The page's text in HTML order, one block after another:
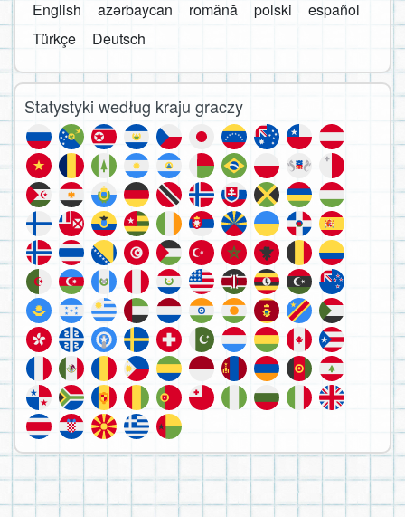
English
azərbaycan română polski
español
Türkçe
Deutsch
Statystyki według kraju graczy